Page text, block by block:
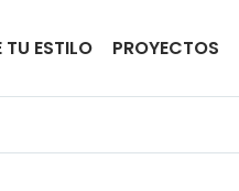
TU ESTILO PROYECTOS